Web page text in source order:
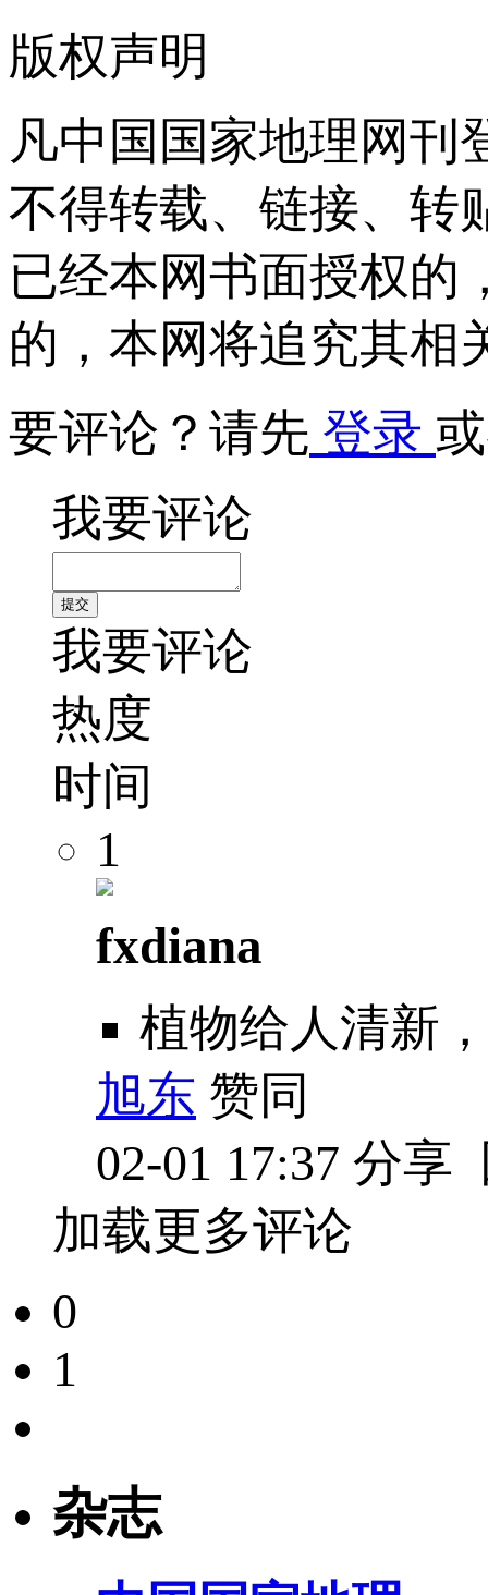
版权声明
凡中国国家地理网刊
不得转载、链接、转
已经本网书面授权的
的，本网将追究其相
要评论？请先 登录
我要评论
我要评论
热度
时间
1
fxdiana
植物给人清新
旭东 赞同
02-01 17:37 分享
加载更多评论
0
1
杂志